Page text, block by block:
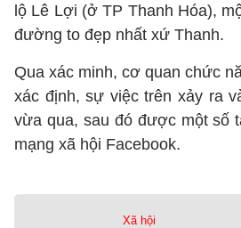
lộ Lê Lợi (ở TP Thanh Hóa),
đường to đẹp nhất xứ Thanh.
Qua xác minh, cơ quan chức
xác định, sự việc trên xảy ra
vừa qua, sau đó được một số
mạng xã hội Facebook.
Xã hội